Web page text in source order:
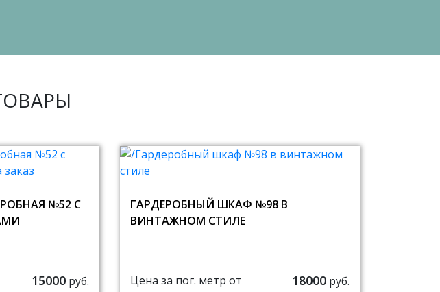
№52 С
15000 руб.
ГАРДЕРОБНЫЙ ШКАФ №98 В
ВИНТАЖНОМ СТИЛЕ
Цена за пог. метр от 18000 руб.